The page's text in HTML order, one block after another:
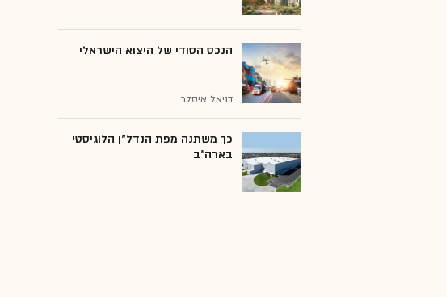
הנכס הסודי של היצוא הישראלי
דניאל איסלר
כך משתנה מפת הנדל"ן הלוגיסטי
בארה"ב